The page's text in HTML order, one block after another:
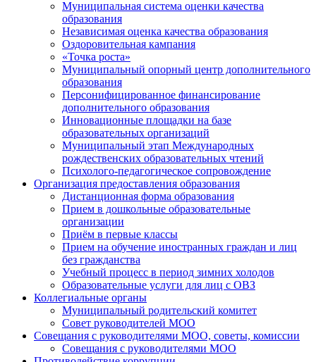
Муниципальная система оценки качества
образования
Независимая оценка качества образования
Оздоровительная кампания
«Точка роста»
Муниципальный опорный центр дополнительного
образования
Персонифицированное финансирование
дополнительного образования
Инновационные площадки на базе
образовательных организаций
Муниципальный этап Международных
рождественских образовательных чтений
Психолого-педагогическое сопровождение
Организация предоставления образования
Дистанционная форма образования
Прием в дошкольные образовательные
организации
Приём в первые классы
Прием на обучение иностранных граждан и лиц
без гражданства
Учебный процесс в период зимних холодов
Образовательные услуги для лиц с ОВЗ
Коллегиальные органы
Муниципальный родительский комитет
Совет руководителей МОО
Совещания с руководителями МОО, советы, комиссии
Совещания с руководителями МОО